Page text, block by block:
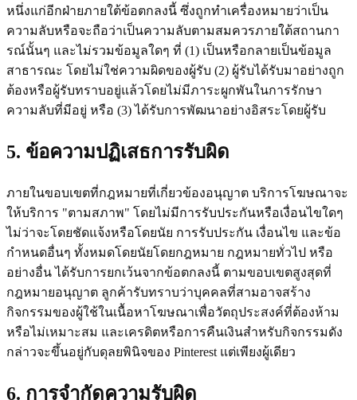
หนึ่งแก่อีกฝ่ายภายใต้ข้อตกลงนี้ ซึ่งถูกทำเครื่องหมายว่าเป็น
ความลับหรือจะถือว่าเป็นความลับตามสมควรภายใต้สถานกา
รณ์นั้นๆ และไม่รวมข้อมูลใดๆ ที่ (1) เป็นหรือกลายเป็นข้อมูล
สาธารณะ โดยไม่ใช่ความผิดของผู้รับ (2) ผู้รับได้รับมาอย่างถูก
ต้องหรือผู้รับทราบอยู่แล้วโดยไม่มีภาระผูกพันในการรักษา
ความลับที่มีอยู่ หรือ (3) ได้รับการพัฒนาอย่างอิสระโดยผู้รับ
5. ข้อความปฏิเสธการรับผิด
ภายในขอบเขตที่กฎหมายที่เกี่ยวข้องอนุญาต บริการโฆษณาจะ
ให้บริการ "ตามสภาพ" โดยไม่มีการรับประกันหรือเงื่อนไขใดๆ
ไม่ว่าจะโดยชัดแจ้งหรือโดยนัย การรับประกัน เงื่อนไข และข้อ
กำหนดอื่นๆ ทั้งหมดโดยนัยโดยกฎหมาย กฎหมายทั่วไป หรือ
อย่างอื่น ได้รับการยกเว้นจากข้อตกลงนี้ ตามขอบเขตสูงสุดที่
กฎหมายอนุญาต ลูกค้ารับทราบว่าบุคคลที่สามอาจสร้าง
กิจกรรมของผู้ใช้ในเนื้อหาโฆษณาเพื่อวัตถุประสงค์ที่ต้องห้าม
หรือไม่เหมาะสม และเครดิตหรือการคืนเงินสำหรับกิจกรรมดัง
กล่าวจะขึ้นอยู่กับดุลยพินิจของ Pinterest แต่เพียงผู้เดียว
6. การจำกัดความรับผิด